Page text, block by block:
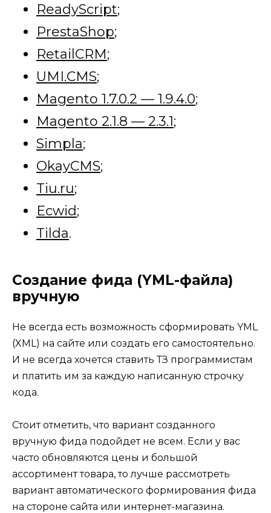
ReadyScript;
PrestaShop;
RetailCRM;
UMI.CMS;
Magento 1.7.0.2 — 1.9.4.0;
Magento 2.1.8 — 2.3.1;
Simpla;
OkayCMS;
Tiu.ru;
Ecwid;
Tilda.
Создание фида (YML-файла)
вручную
Не всегда есть возможность сформировать YML
(XML) на сайте или создать его самостоятельно.
И не всегда хочется ставить ТЗ программистам
и платить им за каждую написанную строчку
кода.
Стоит отметить, что вариант созданного
вручную фида подойдет не всем. Если у вас
часто обновляются цены и большой
ассортимент товара, то лучше рассмотреть
вариант автоматического формирования фида
на стороне сайта или интернет-магазина.